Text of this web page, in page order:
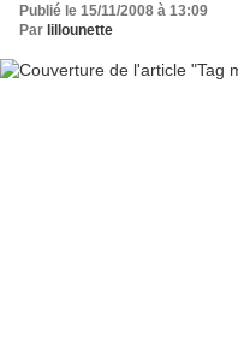
Publié le 15/11/2008 à 13:09
Par lillounette